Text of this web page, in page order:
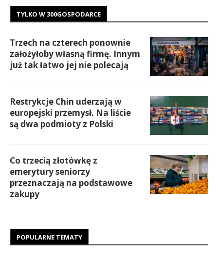
TYLKO W 300GOSPODARCE
Trzech na czterech ponownie
założyłoby własną firmę. Innym
już tak łatwo jej nie polecają
Restrykcje Chin uderzają w
europejski przemysł. Na liście
są dwa podmioty z Polski
Co trzecią złotówkę z
emerytury seniorzy
przeznaczają na podstawowe
zakupy
POPULARNE TEMATY